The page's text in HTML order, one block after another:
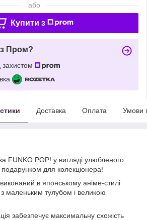
або
Купити з
Пром?
Доставка Оплата Умови
FUNKO POP! у вигляді улюбленого
для колекціонера!
в японському аніме-стилі
з маленьким тулубом і великою
забезпечує максимальну схожість